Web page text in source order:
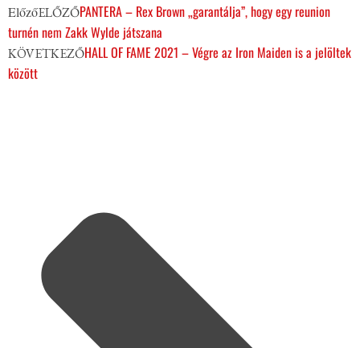
ElőzőELŐZŐPANTERA – Rex Brown „garantálja”, hogy egy reunion
turnén nem Zakk Wylde játszana
KÖVETKEZŐHALL OF FAME 2021 – Végre az Iron Maiden is a jelöltek
között